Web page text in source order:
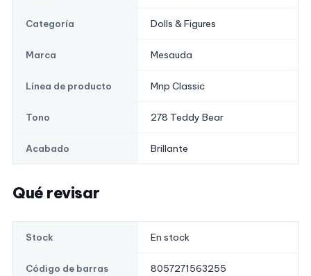
Categoría Dolls & Figures
Marca Mesauda
Línea de producto Mnp Classic
Tono 278 Teddy Bear
Acabado Brillante
Qué revisar
Stock En stock
Código de barras
8057271563255